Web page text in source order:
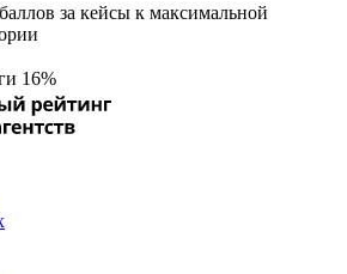
за кейсы к максимальной
16%